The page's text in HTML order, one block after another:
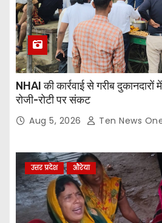
NHAI की कार्रवाई से गरीब दुकानदारों
रोजी-रोटी पर संकट
Aug 5, 2026 Ten News
उत्तर प्रदेश औरेया